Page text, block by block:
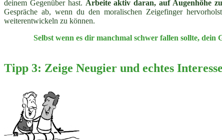
deinem Gegenüber hast. Arbeite aktiv daran, auf Augenhöhe
Gespräche ab, wenn du den moralischen Zeigefinger
weiterentwickeln zu können.
Selbst wenn es dir manchmal schwer fallen sollte,
Tipp 3: Zeige Neugier und echtes Interesse